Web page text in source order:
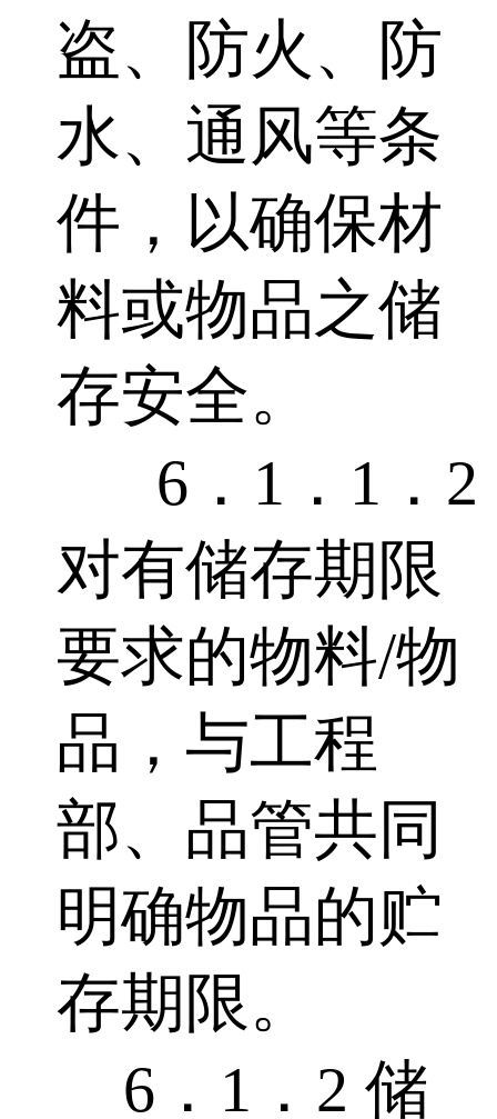
盗、防火、防
水、通风等条
件，以确保材
料或物品之储
存安全。
6．1．1．2
对有储存期限
要求的物料/物
品，与工程
部、品管共同
明确物品的贮
存期限。
6．1．2 储